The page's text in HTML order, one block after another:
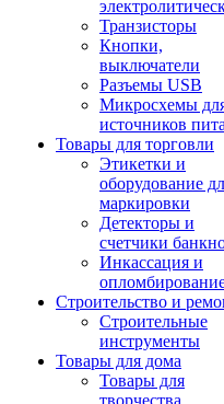
Транзисторы
Кнопки,
выключатели
Разъемы USB
Микросхемы
источников
Товары для торговли
Этикетки и
оборудование
маркировки
Детекторы и
счетчики
Инкассация и
Строительство и
Строительные
инструменты
Товары для дома
Товары для
творчества